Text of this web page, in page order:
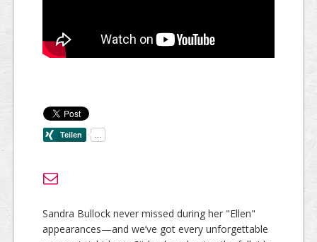
Sandra Bullock never missed during her "Ellen"
appearances—and we’ve got every unforgettable